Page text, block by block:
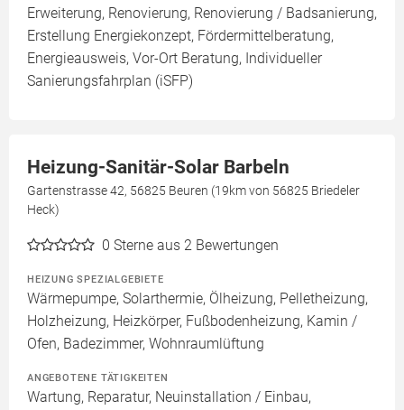
Erweiterung, Renovierung, Renovierung / Badsanierung,
Erstellung Energiekonzept, Fördermittelberatung,
Energieausweis, Vor-Ort Beratung, Individueller
Sanierungsfahrplan (iSFP)
Heizung-Sanitär-Solar Barbeln
Gartenstrasse 42, 56825 Beuren (19km von 56825 Briedeler
Heck)
0 Sterne aus 2 Bewertungen
HEIZUNG SPEZIALGEBIETE
Wärmepumpe, Solarthermie, Ölheizung, Pelletheizung,
Holzheizung, Heizkörper, Fußbodenheizung, Kamin /
Ofen, Badezimmer, Wohnraumlüftung
ANGEBOTENE TÄTIGKEITEN
Wartung, Reparatur, Neuinstallation / Einbau,